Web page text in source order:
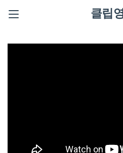
클립